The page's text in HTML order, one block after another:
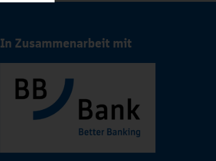
In Zusammenarbeit mit